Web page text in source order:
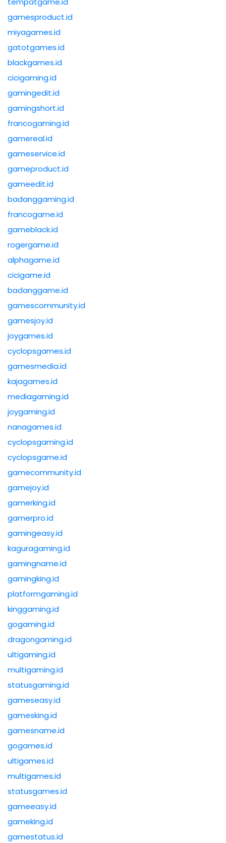
gamesproduct.id
miyagames.id
gatotgames.id
blackgames.id
cicigaming.id
gamingedit.id
gamingshort.id
francogaming.id
gamereal.id
gameservice.id
gameproduct.id
gameedit.id
badanggaming.id
francogame.id
gameblack.id
rogergame.id
alphagame.id
cicigame.id
badanggame.id
gamescommunity.id
gamesjoy.id
joygames.id
cyclopsgames.id
gamesmedia.id
kajagames.id
mediagaming.id
joygaming.id
nanagames.id
cyclopsgaming.id
cyclopsgame.id
gamecommunity.id
gamejoy.id
gamerking.id
gamerpro.id
gamingeasy.id
kaguragaming.id
gamingname.id
gamingking.id
platformgaming.id
kinggaming.id
gogaming.id
dragongaming.id
ultigaming.id
multigaming.id
statusgaming.id
gameseasy.id
gamesking.id
gamesname.id
gogames.id
ultigames.id
multigames.id
statusgames.id
gameeasy.id
gameking.id
gamestatus.id